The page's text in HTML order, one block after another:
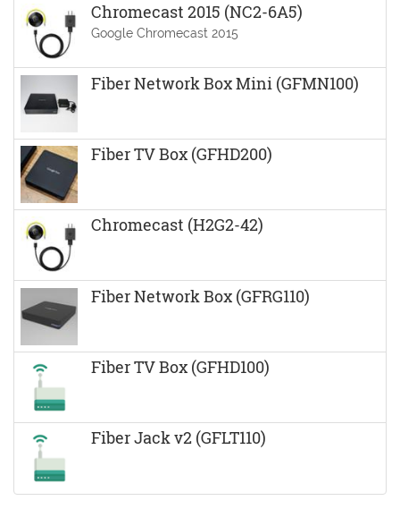
Chromecast 2015 (NC2-6A5)
Google Chromecast 2015
Fiber Network Box Mini (GFMN100)
Fiber TV Box (GFHD200)
Chromecast (H2G2-42)
Fiber Network Box (GFRG110)
Fiber TV Box (GFHD100)
Fiber Jack v2 (GFLT110)